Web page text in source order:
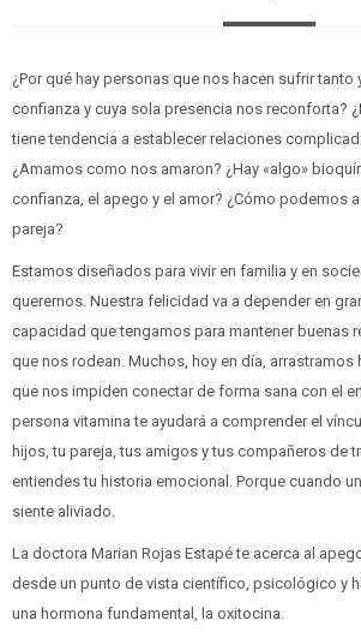
¿Por qué hay personas que nos hacen sufrir tanto
confianza y cuya sola presencia nos reconforta?
tiene tendencia a establecer relaciones
¿Amamos como nos amaron? ¿Hay «algo»
confianza, el apego y el amor? ¿Cómo podemos
pareja?
Estamos diseñados para vivir en familia y en
querernos. Nuestra felicidad va a depender en
capacidad que tengamos para mantener buenas
que nos rodean. Muchos, hoy en día,
que nos impiden conectar de forma sana con el
persona vitamina te ayudará a comprender el
hijos, tu pareja, tus amigos y tus compañeros de
entiendes tu historia emocional. Porque cuando
siente aliviado.
La doctora Marian Rojas Estapé te acerca al
desde un punto de vista científico, psicológico y
una hormona fundamental, la oxitocina.